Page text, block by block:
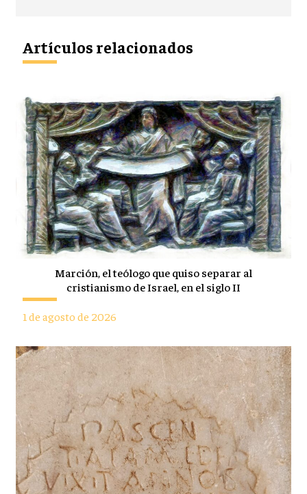
Artículos relacionados
Marción, el teólogo que quiso separar al
cristianismo de Israel, en el siglo II
1 de agosto de 2026